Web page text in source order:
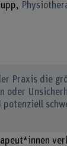
Praxis die
oder
potenziell